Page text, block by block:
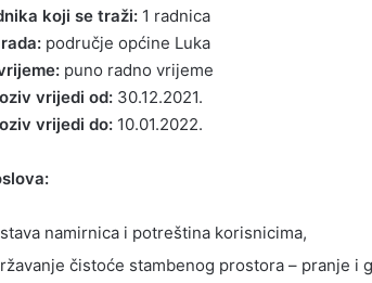
koji se traži: 1 radnica
područje općine Luka
puno radno vrijeme
vrijedi od: 30.12.2021.
vrijedi do: 10.01.2022.
namirnica i potreština korisnicima,
čistoće stambenog prostora – pranje i